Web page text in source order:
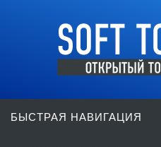
БЫСТРАЯ НАВИГАЦИЯ